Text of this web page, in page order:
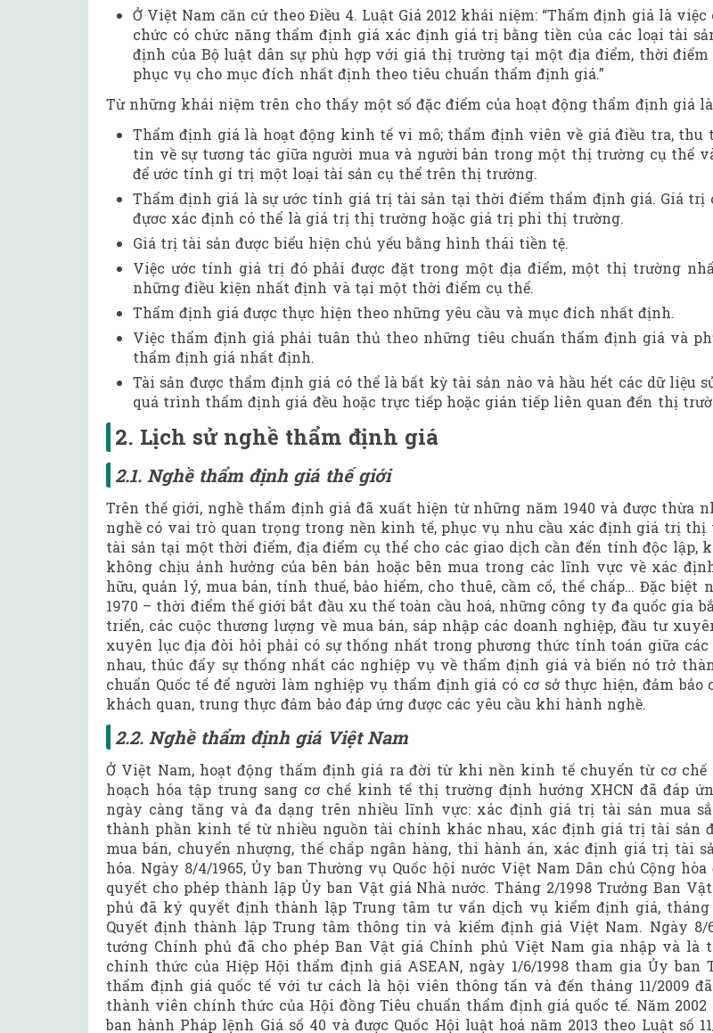
Ở Việt Nam căn cứ theo Điều 4. Luật Giá 2012 khái niệm: “Thẩm định giá là việc
chức có chức năng thẩm định giá xác định giá trị bằng tiền của các loại tài
định của Bộ luật dân sự phù hợp với giá thị trường tại một địa điểm, thời
phục vụ cho mục đích nhất định theo tiêu chuẩn thẩm định giá.”
Từ những khái niệm trên cho thấy một số đặc điểm của hoạt động thẩm định giá
Thẩm định giá là hoạt động kinh tế vi mô; thẩm định viên về giá điều tra, thu
tin về sự tương tác giữa người mua và người bán trong một thị trường cụ thể
để ước tính gí trị một loại tài sản cụ thể trên thị trường.
Thẩm định giá là sự ước tính giá trị tài sản tại thời điểm thẩm định giá. Giá trị
đựơc xác định có thể là giá trị thị trường hoặc giá trị phi thị trường.
Giá trị tài sản được biểu hiện chủ yếu bằng hình thái tiền tệ.
Việc ước tính giá trị đó phải được đặt trong một địa điểm, một thị trường
những điều kiện nhất định và tại một thời điểm cụ thể.
Thẩm định giá được thực hiện theo những yêu cầu và mục đích nhất định.
Việc thẩm định giá phải tuân thủ theo những tiêu chuẩn thẩm định giá và
thẩm định giá nhất định.
Tài sản được thẩm định giá có thể là bất kỳ tài sản nào và hầu hết các dữ liệu
quá trình thẩm định giá đều hoặc trực tiếp hoặc gián tiếp liên quan đến thị
2. Lịch sử nghề thẩm định giá
2.1. Nghề thẩm định giá thế giới
Trên thế giới, nghề thẩm định giá đã xuất hiện từ những năm 1940 và được thừa
nghề có vai trò quan trọng trong nền kinh tế, phục vụ nhu cầu xác định giá trị thị
tài sản tại một thời điểm, địa điểm cụ thể cho các giao dịch cần đến tính độc lập,
không chịu ảnh hưởng của bên bán hoặc bên mua trong các lĩnh vực về xác
hữu, quản lý, mua bán, tính thuế, bảo hiểm, cho thuê, cầm cố, thế chấp… Đặc biệt
1970 – thời điểm thế giới bắt đầu xu thế toàn cầu hoá, những công ty đa quốc gia
triển, các cuộc thương lượng về mua bán, sáp nhập các doanh nghiệp, đầu tư
xuyên lục địa đòi hỏi phải có sự thống nhất trong phương thức tính toán giữa các
nhau, thúc đẩy sự thống nhất các nghiệp vụ về thẩm định giá và biến nó trở
chuẩn Quốc tế để người làm nghiệp vụ thẩm định giá có cơ sở thực hiện, đảm bảo
khách quan, trung thực đảm bảo đáp ứng được các yêu cầu khi hành nghề.
2.2. Nghề thẩm định giá Việt Nam
Ở Việt Nam, hoạt động thẩm định giá ra đời từ khi nền kinh tế chuyển từ cơ
hoạch hóa tập trung sang cơ chế kinh tế thị trường định hướng XHCN đã đáp
ngày càng tăng và đa dạng trên nhiều lĩnh vực: xác định giá trị tài sản mua
thành phần kinh tế từ nhiều nguồn tài chính khác nhau, xác định giá trị tài sản
mua bán, chuyển nhượng, thế chấp ngân hàng, thi hành án, xác định giá trị tài
hóa. Ngày 8/4/1965, Ủy ban Thường vụ Quốc hội nước Việt Nam Dân chủ Cộng
quyết cho phép thành lập Ủy ban Vật giá Nhà nước. Tháng 2/1998 Trưởng Ban
phủ đã ký quyết định thành lập Trung tâm tư vấn dịch vụ kiểm định giá, tháng
Quyết định thành lập Trung tâm thông tin và kiểm định giá Việt Nam. Ngày 8/
tướng Chính phủ đã cho phép Ban Vật giá Chính phủ Việt Nam gia nhập và là
chính thức của Hiệp Hội thẩm định giá ASEAN, ngày 1/6/1998 tham gia Ủy ban
thẩm định giá quốc tế với tư cách là hội viên thông tấn và đến tháng 11/2009
thành viên chính thức của Hội đồng Tiêu chuẩn thẩm định giá quốc tế. Năm 2002
ban hành Pháp lệnh Giá số 40 và được Quốc Hội luật hoá năm 2013 ​theo Luật số 11/